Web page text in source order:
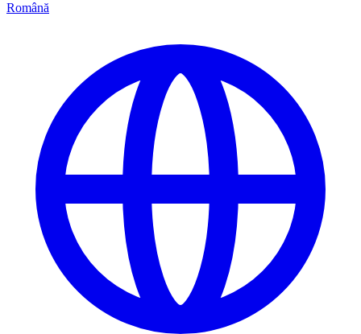
Română